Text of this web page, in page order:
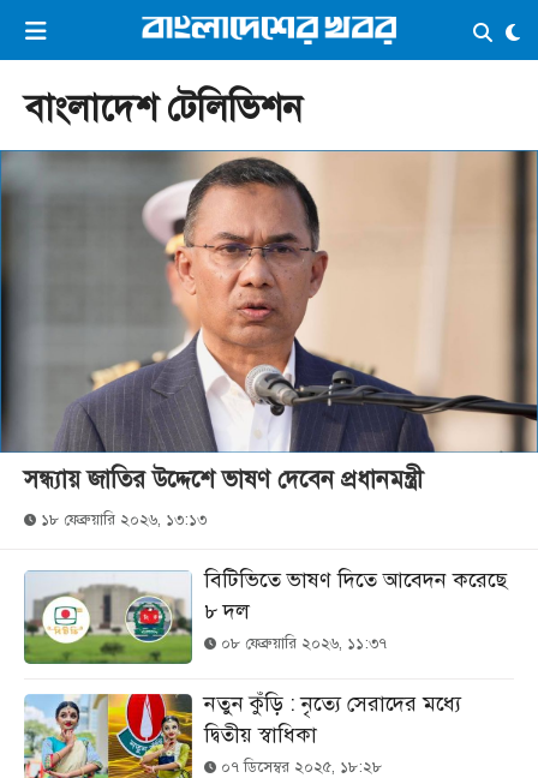
ভিডিও ই-পেপার লগইন ×
সর্বশেষ
আর্কাইভ
বাংলাদেশ টেলিভিশন
সন্ধ্যায় জাতির উদ্দেশে ভাষণ দেবেন প্রধানমন্ত্রী
১৮ ফেব্রুয়ারি ২০২৬, ১৩:১৩
বিটিভিতে ভাষণ দিতে আবেদন করেছে
৮ দল
০৮ ফেব্রুয়ারি ২০২৬, ১১:৩৭
নতুন কুঁড়ি : নৃত্যে সেরাদের মধ্যে
দ্বিতীয় স্বাধিকা
০৭ ডিসেম্বর ২০২৫, ১৮:২৮